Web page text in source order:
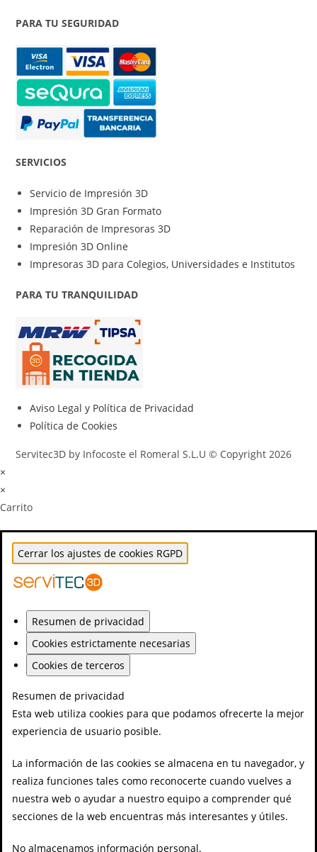
PARA TU SEGURIDAD
SERVICIOS
Servicio de Impresión 3D
Impresión 3D Gran Formato
Reparación de Impresoras 3D
Impresión 3D Online
Impresoras 3D para Colegios, Universidades e Institutos
PARA TU TRANQUILIDAD
Aviso Legal y Política de Privacidad
Política de Cookies
Servitec3D by Infocoste el Romeral S.L.U © Copyright 2026
×
×
Carrito
Cerrar los ajustes de cookies RGPD
Resumen de privacidad
Cookies estrictamente necesarias
Cookies de terceros
Resumen de privacidad
Esta web utiliza cookies para que podamos ofrecerte la mejor
experiencia de usuario posible.
La información de las cookies se almacena en tu navegador, y
realiza funciones tales como reconocerte cuando vuelves a
nuestra web o ayudar a nuestro equipo a comprender qué
secciones de la web encuentras más interesantes y útiles.
No almacenamos información personal.